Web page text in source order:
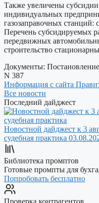
Также увеличены
индивидуальных
газозаправочных
Перечень субсидируемых
передвижных
строительство
Документы:
N 387
Информация с сайта
Все новости
Последний дайджест
Новостной дайджест к 3
судебная практика
Библиотека промптов
Готовые промпты для
Попробовать бесплатно
Проверка контрагентов